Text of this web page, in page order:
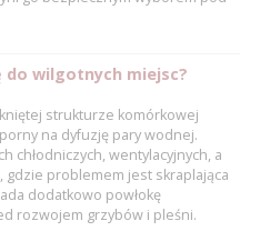
do wilgotnych miejsc?
strukturze komórkowej
na dyfuzję pary wodnej.
chłodniczych, wentylacyjnych, a
gdzie problemem jest skraplająca
dodatkowo powłokę
rozwojem grzybów i pleśni.